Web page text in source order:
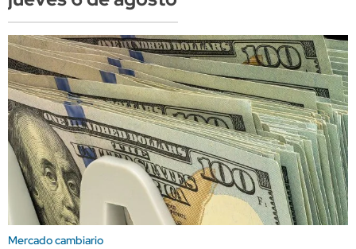
Mercado cambiario